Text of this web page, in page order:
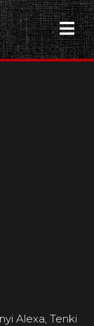
Alexa, Tenki